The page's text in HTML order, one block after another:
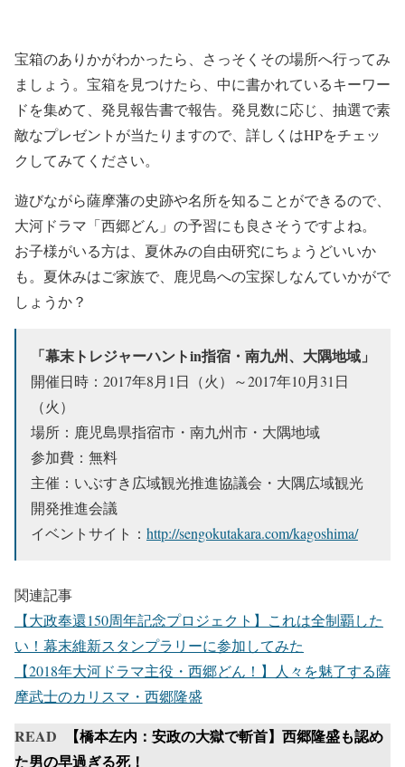
宝箱のありかがわかったら、さっそくその場所へ行ってみ
ましょう。宝箱を見つけたら、中に書かれているキーワー
ドを集めて、発見報告書で報告。発見数に応じ、抽選で素
敵なプレゼントが当たりますので、詳しくはHPをチェッ
クしてみてください。
遊びながら薩摩藩の史跡や名所を知ることができるので、
大河ドラマ「西郷どん」の予習にも良さそうですよね。
お子様がいる方は、夏休みの自由研究にちょうどいいか
も。夏休みはご家族で、鹿児島への宝探しなんていかがで
しょうか？
「幕末トレジャーハントin指宿・南九州、大隅地域」
開催日時：2017年8⽉1⽇（⽕）～2017年10⽉31⽇
（⽕）
場所：鹿児島県指宿市・南九州市・大隅地域
参加費：無料
主催：いぶすき広域観光推進協議会・大隅広域観光
開発推進会議
イベントサイト： http://sengokutakara.com/kagoshima/
関連記事
【大政奉還150周年記念プロジェクト】これは全制覇した
い！幕末維新スタンプラリーに参加してみた
【2018年大河ドラマ主役・西郷どん！】人々を魅了する薩
摩武士のカリスマ・西郷隆盛
READ
【橋本左内：安政の大獄で斬首】西郷隆盛も認め
た男の早過ぎる死！